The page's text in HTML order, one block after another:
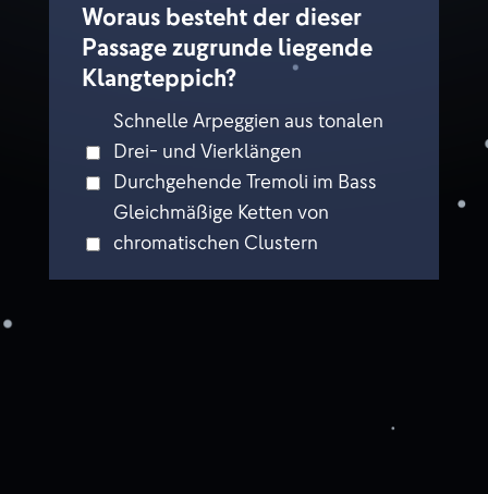
Woraus besteht der dieser
Passage zugrunde liegende
Klangteppich?
Schnelle Arpeggien aus tonalen
Drei- und Vierklängen
Durchgehende Tremoli im Bass
Gleichmäßige Ketten von
chromatischen Clustern